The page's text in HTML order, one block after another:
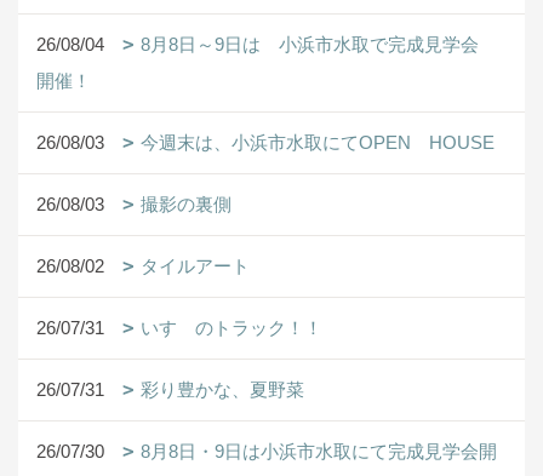
26/08/04
8月8日～9日は 小浜市水取で完成見学会
開催！
26/08/03 今週末は、小浜市水取にてOPEN HOUSE
26/08/03 撮影の裏側
26/08/02 タイルアート
26/07/31 いすゞのトラック！！
26/07/31 彩り豊かな、夏野菜
26/07/30
8月8日・9日は小浜市水取にて完成見学会開